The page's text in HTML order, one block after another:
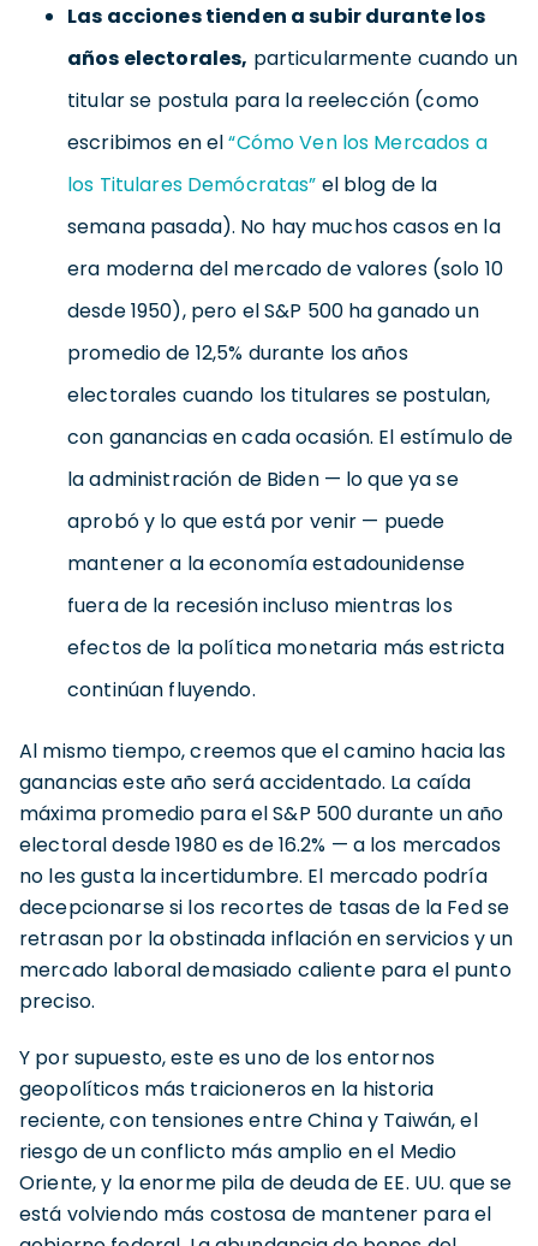
Las acciones tienden a subir durante los
años electorales, particularmente cuando un
titular se postula para la reelección (como
escribimos en el“Cómo Ven los Mercados a
los Titulares Demócratas” el blog de la
semana pasada). No hay muchos casos en la
era moderna del mercado de valores (solo 10
desde 1950), pero el S&P 500 ha ganado un
promedio de 12,5% durante los años
electorales cuando los titulares se postulan,
con ganancias en cada ocasión. El estímulo de
la administración de Biden — lo que ya se
aprobó y lo que está por venir — puede
mantener a la economía estadounidense
fuera de la recesión incluso mientras los
efectos de la política monetaria más estricta
continúan fluyendo.
Al mismo tiempo, creemos que el camino hacia las
ganancias este año será accidentado. La caída
máxima promedio para el S&P 500 durante un año
electoral desde 1980 es de 16.2% — a los mercados
no les gusta la incertidumbre. El mercado podría
decepcionarse si los recortes de tasas de la Fed se
retrasan por la obstinada inflación en servicios y un
mercado laboral demasiado caliente para el punto
preciso.
Y por supuesto, este es uno de los entornos
geopolíticos más traicioneros en la historia
reciente, con tensiones entre China y Taiwán, el
riesgo de un conflicto más amplio en el Medio
Oriente, y la enorme pila de deuda de EE. UU. que se
está volviendo más costosa de mantener para el